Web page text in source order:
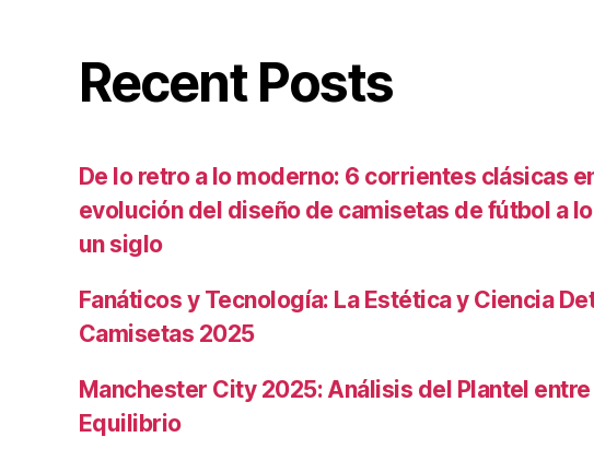
Recent Posts
De lo retro a lo moderno: 6 corrientes clásicas
evolución del diseño de camisetas de fútbol a
un siglo
Fanáticos y Tecnología: La Estética y Ciencia
Camisetas 2025
Manchester City 2025: Análisis del Plantel
Equilibrio